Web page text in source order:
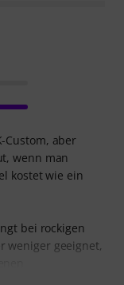
Custom, aber
wenn man
kostet wie ein
bei rockigen
weniger geeignet,